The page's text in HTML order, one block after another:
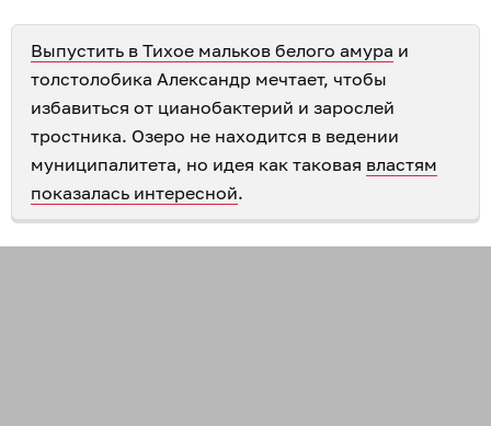
Выпустить в Тихое мальков белого амура и
толстолобика Александр мечтает, чтобы
избавиться от цианобактерий и зарослей
тростника. Озеро не находится в ведении
муниципалитета, но идея как таковая властям
показалась интересной.